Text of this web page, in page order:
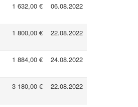
1 632,00 € 06.08.2022
1 800,00 € 22.08.2022
1 884,00 € 24.08.2022
3 180,00 € 22.08.2022